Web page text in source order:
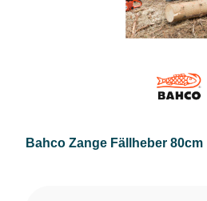
Bahco Zange Fällheber 80cm